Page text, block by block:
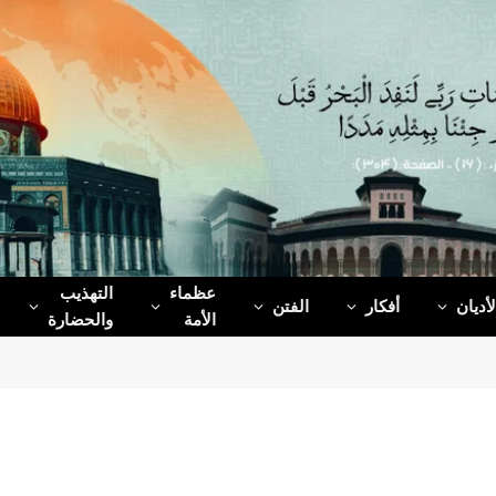
أفكار الفتن
عظماء‌
الأمة
التهذيب
والحضارة